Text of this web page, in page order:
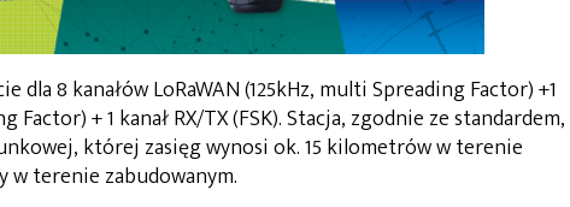
8 kanałów LoRaWAN (125kHz, multi Spreading Factor) +1
Factor) + 1 kanał RX/TX (FSK). Stacja, zgodnie ze standardem,
której zasięg wynosi ok. 15 kilometrów w terenie
terenie zabudowanym.